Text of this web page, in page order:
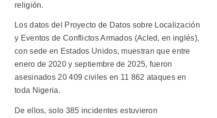
religión.
Los datos del Proyecto de Datos sobre Localización
y Eventos de Conflictos Armados (Acled, en inglés),
con sede en Estados Unidos, muestran que entre
enero de 2020 y septiembre de 2025, fueron
asesinados 20 409 civiles en 11 862 ataques en
toda Nigeria.
De ellos, solo 385 incidentes estuvieron